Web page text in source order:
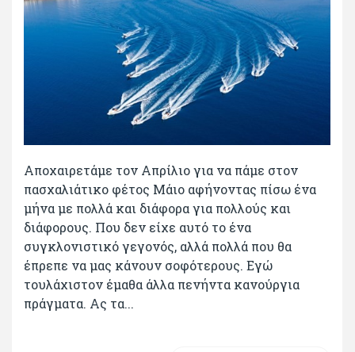
Αποχαιρετάμε τον Απρίλιο για να πάμε στον
πασχαλιάτικο φέτος Μάιο αφήνοντας πίσω ένα
μήνα με πολλά και διάφορα για πολλούς και
διάφορους. Που δεν είχε αυτό το ένα
συγκλονιστικό γεγονός, αλλά πολλά που θα
έπρεπε να μας κάνουν σοφότερους. Εγώ
τουλάχιστον έμαθα άλλα πενήντα κανούργια
πράγματα. Ας τα...